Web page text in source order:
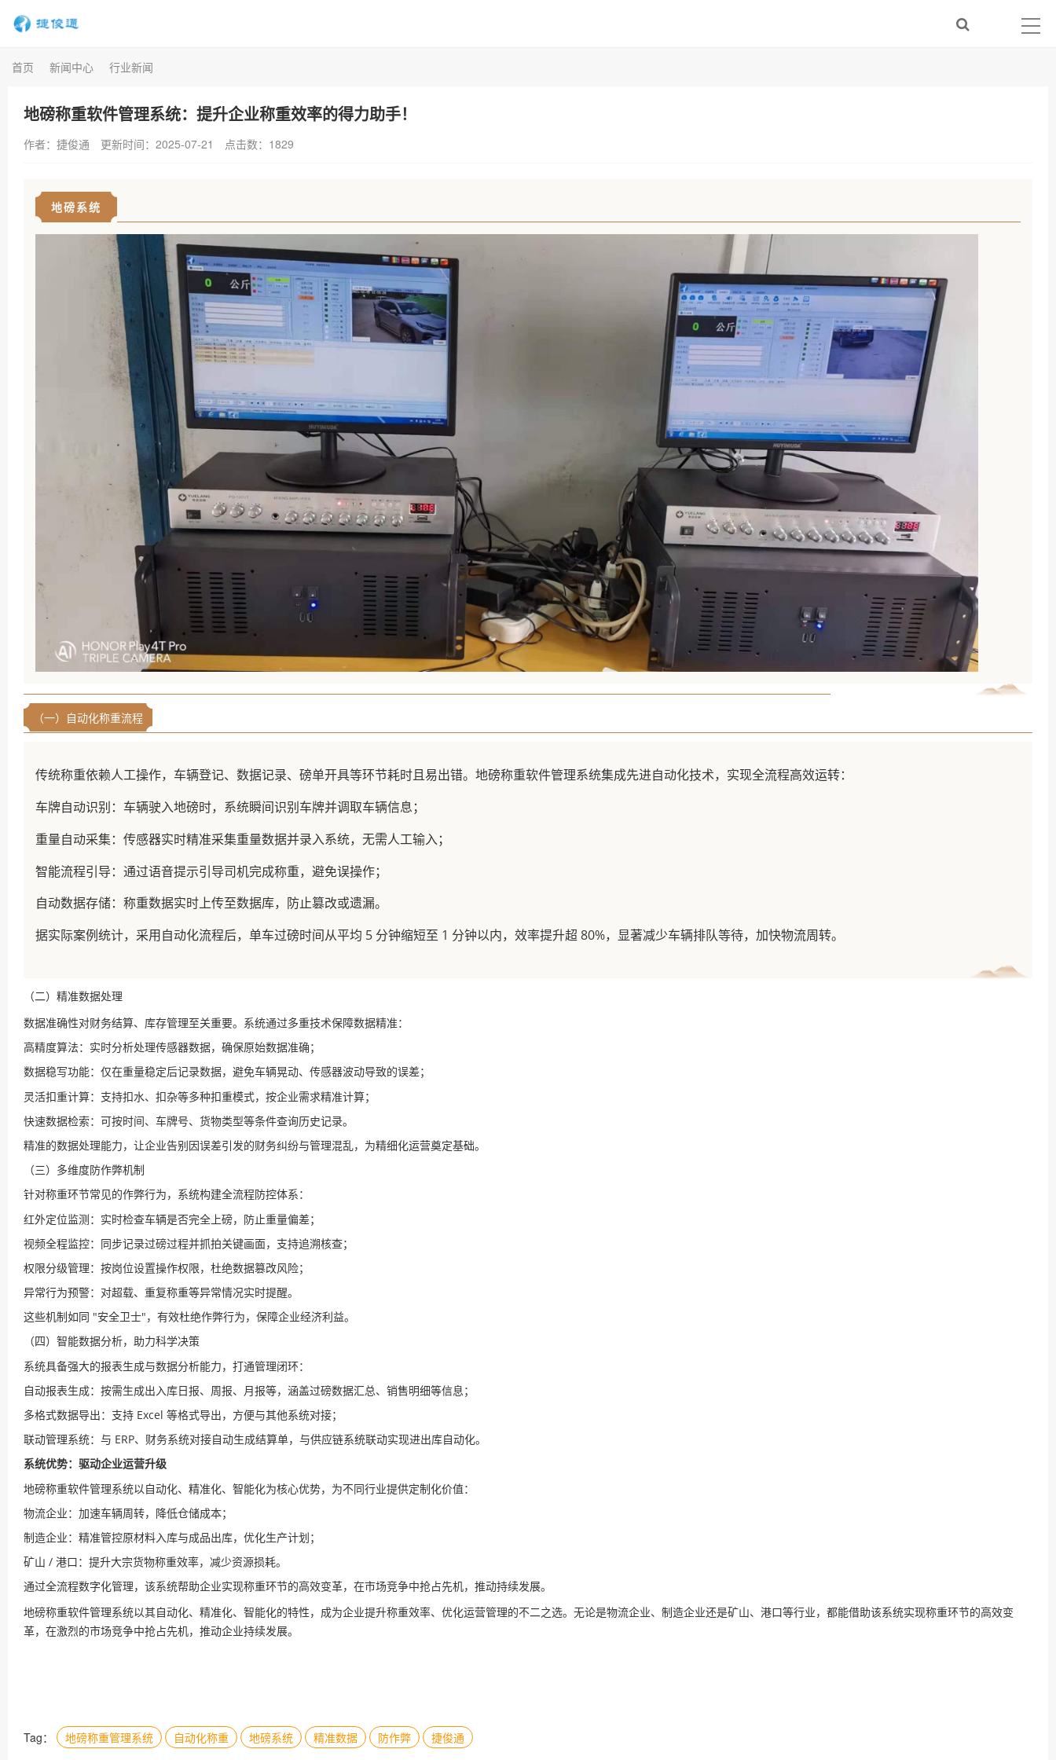
首页 新闻中心 行业新闻
地磅称重软件管理系统：提升企业称重效率的得力助手！
作者：捷俊通 更新时间：2025-07-21 点击数： 1829
地磅系统
（一）自动化称重流程
传统称重依赖人工操作，车辆登记、数据记录、磅单开具等环节耗时且易出错。地磅称重软件管理系统集成先进自动化技术，实现全流程高效运转：
车牌自动识别：车辆驶入地磅时，系统瞬间识别车牌并调取车辆信息；
重量自动采集：传感器实时精准采集重量数据并录入系统，无需人工输入；
智能流程引导：通过语音提示引导司机完成称重，避免误操作；
自动数据存储：称重数据实时上传至数据库，防止篡改或遗漏。
据实际案例统计，采用自动化流程后，单车过磅时间从平均 5 分钟缩短至 1 分钟以内，效率提升超 80%，显著减少车辆排队等待，加快物流周转。
（二）精准数据处理
数据准确性对财务结算、库存管理至关重要。系统通过多重技术保障数据精准：
高精度算法：实时分析处理传感器数据，确保原始数据准确；
数据稳写功能：仅在重量稳定后记录数据，避免车辆晃动、传感器波动导致的误差；
灵活扣重计算：支持扣水、扣杂等多种扣重模式，按企业需求精准计算；
快速数据检索：可按时间、车牌号、货物类型等条件查询历史记录。
精准的数据处理能力，让企业告别因误差引发的财务纠纷与管理混乱，为精细化运营奠定基础。
（三）多维度防作弊机制
针对称重环节常见的作弊行为，系统构建全流程防控体系：
红外定位监测：实时检查车辆是否完全上磅，防止重量偏差；
视频全程监控：同步记录过磅过程并抓拍关键画面，支持追溯核查；
权限分级管理：按岗位设置操作权限，杜绝数据篡改风险；
异常行为预警：对超载、重复称重等异常情况实时提醒。
这些机制如同 "安全卫士"，有效杜绝作弊行为，保障企业经济利益。
（四）智能数据分析，助力科学决策
系统具备强大的报表生成与数据分析能力，打通管理闭环：
自动报表生成：按需生成出入库日报、周报、月报等，涵盖过磅数据汇总、销售明细等信息；
多格式数据导出：支持 Excel 等格式导出，方便与其他系统对接；
联动管理系统：与 ERP、财务系统对接自动生成结算单，与供应链系统联动实现进出库自动化。
系统优势：驱动企业运营升级
地磅称重软件管理系统以自动化、精准化、智能化为核心优势，为不同行业提供定制化价值：
物流企业：加速车辆周转，降低仓储成本；
制造企业：精准管控原材料入库与成品出库，优化生产计划；
矿山 / 港口：提升大宗货物称重效率，减少资源损耗。
通过全流程数字化管理，该系统帮助企业实现称重环节的高效变革，在市场竞争中抢占先机，推动持续发展。
地磅称重软件管理系统以其自动化、精准化、智能化的特性，成为企业提升称重效率、优化运营管理的不二之选。无论是物流企业、制造企业还是矿山、港口等行业，都能借助该系统实现称重环节的高效变
革，在激烈的市场竞争中抢占先机，推动企业持续发展。
Tag： 地磅称重管理系统 自动化称重 地磅系统 精准数据 防作弊 捷俊通